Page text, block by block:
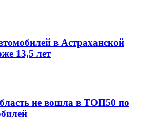
в Астраханской
13,5 лет
не вошла в ТОП50 по